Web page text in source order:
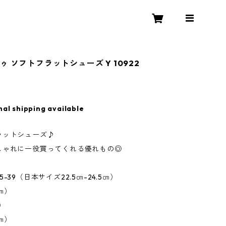
ソフトフラットシューズ Y 10922
shipping available
ットシューズ♪
ゃれに一役買ってくれる優れもの◎
39（日本サイズ22.5㎝-24.5㎝）